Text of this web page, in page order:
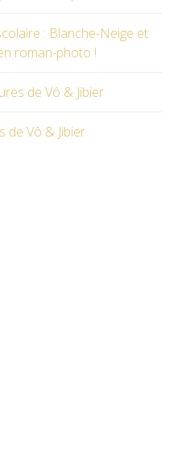
: Blanche-Neige et
roman-photo !
de Vô & Jibier
de Vô & Jibier